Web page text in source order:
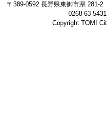
〒389-0592 長野県東御市県 281-
0268-63-
Copyright TOMI